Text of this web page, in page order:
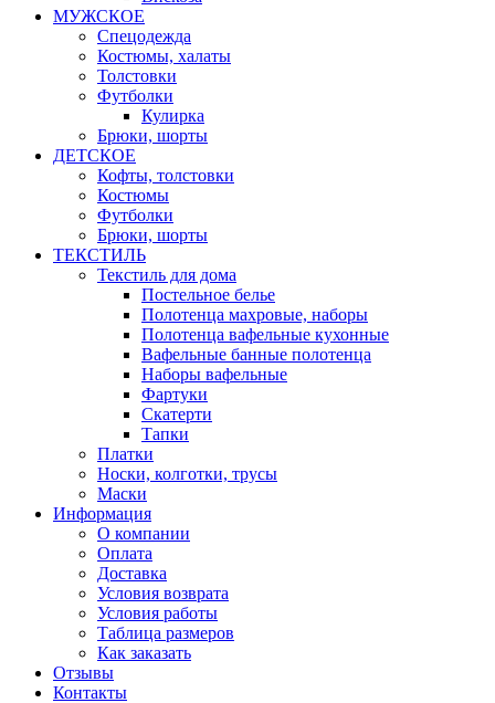
МУЖСКОЕ
Спецодежда
Костюмы, халаты
Толстовки
Футболки
Кулирка
Брюки, шорты
ДЕТСКОЕ
Кофты, толстовки
Костюмы
Футболки
Брюки, шорты
ТЕКСТИЛЬ
Текстиль для дома
Постельное белье
Полотенца махровые, наборы
Полотенца вафельные кухонные
Вафельные банные полотенца
Наборы вафельные
Фартуки
Скатерти
Тапки
Платки
Носки, колготки, трусы
Маски
Информация
О компании
Оплата
Доставка
Условия возврата
Условия работы
Таблица размеров
Как заказать
Отзывы
Контакты